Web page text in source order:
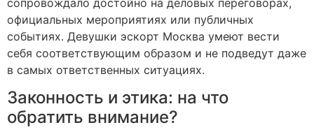
официальных мероприятиях или публичных
событиях. Девушки эскорт Москва умеют вести
себя соответствующим образом и не подведут даже
в самых ответственных ситуациях.
Законность и этика: на что
обратить внимание?